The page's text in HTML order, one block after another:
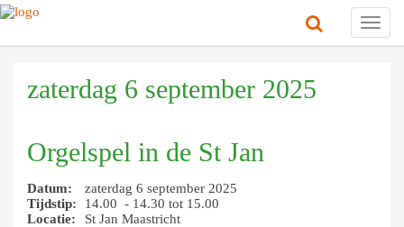
zaterdag 6 september 2025
Orgelspel in de St Jan
Datum:
zaterdag 6 september 2025
Tijdstip:
14.00 - 14.30 tot 15.00
Locatie:
St Jan Maastricht